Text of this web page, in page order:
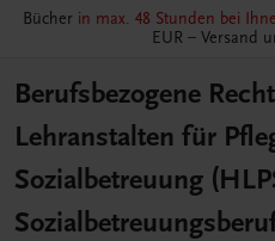
Bücher in max. 48 Stunden bei
EUR – Versand
Berufsbezogene
Lehranstalten für
Sozialbetreuung